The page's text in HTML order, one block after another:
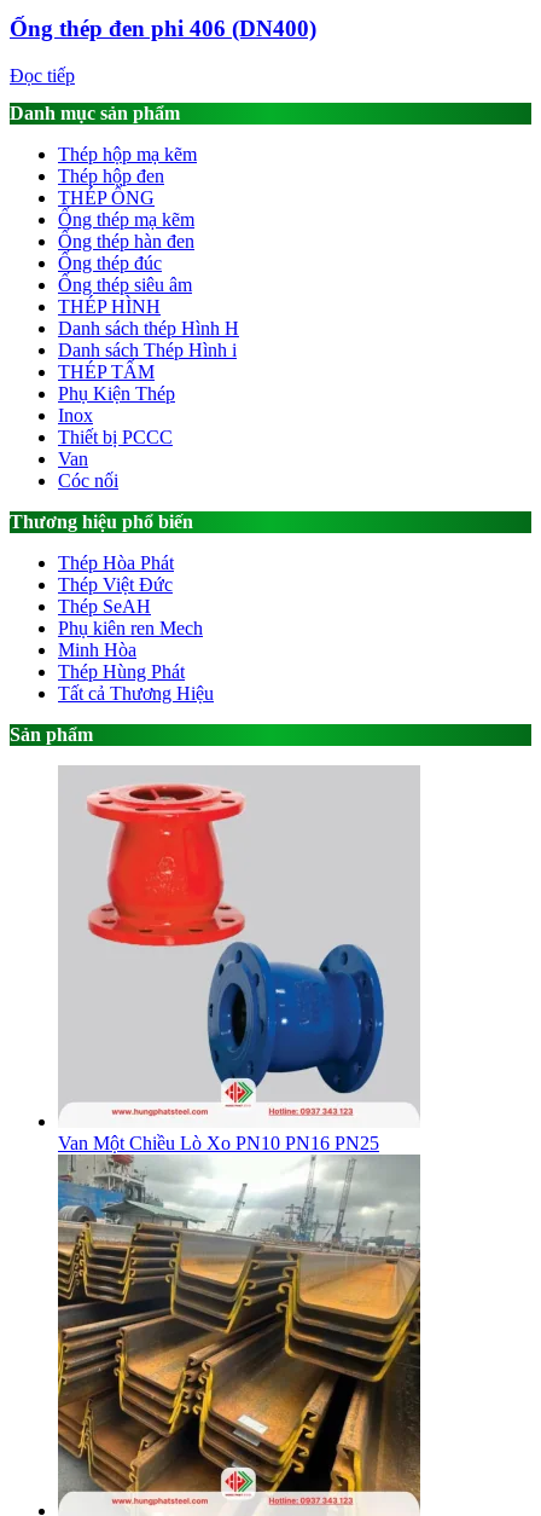
Ống thép đen phi 406 (DN400)
Đọc tiếp
Danh mục sản phẩm
Thép hộp mạ kẽm
Thép hộp đen
THÉP ỐNG
Ống thép mạ kẽm
Ống thép hàn đen
Ống thép đúc
Ống thép siêu âm
THÉP HÌNH
Danh sách thép Hình H
Danh sách Thép Hình i
THÉP TẤM
Phụ Kiện Thép
Inox
Thiết bị PCCC
Van
Cóc nối
Thương hiệu phổ biến
Thép Hòa Phát
Thép Việt Đức
Thép SeAH
Phụ kiên ren Mech
Minh Hòa
Thép Hùng Phát
Tất cả Thương Hiệu
Sản phẩm
Van Một Chiều Lò Xo PN10 PN16 PN25